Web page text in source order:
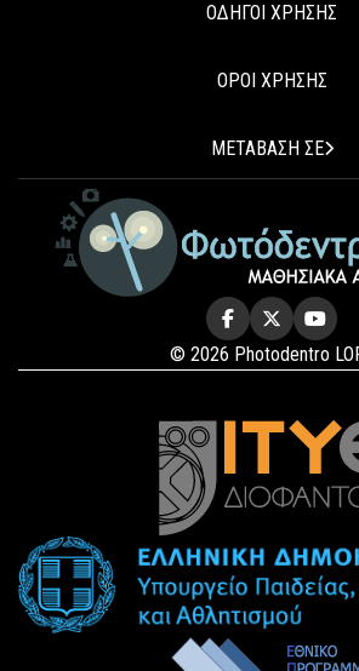
ΟΔΗΓΟΙ ΧΡΗΣΗΣ
ΟΡΟΙ ΧΡΗΣΗΣ
ΜΕΤΑΒΑΣΗ ΣΕ
© 2026 Photodentro